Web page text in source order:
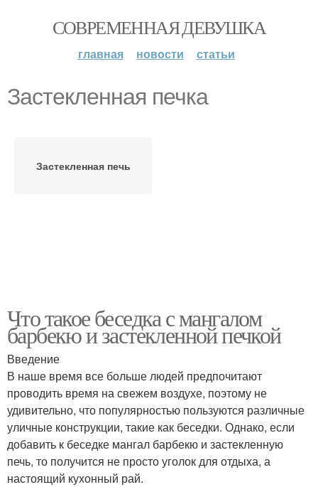
СОВРЕМЕННАЯ ДЕВУШКА
главная новости статьи
Застекленная печка
Застекленная печь
Что такое беседка с мангалом
барбекю и застекленной печкой
Введение
В наше время все больше людей предпочитают
проводить время на свежем воздухе, поэтому не
удивительно, что популярностью пользуются различные
уличные конструкции, такие как беседки. Однако, если
добавить к беседке мангал барбекю и застекленную
печь, то получится не просто уголок для отдыха, а
настоящий кухонный рай.